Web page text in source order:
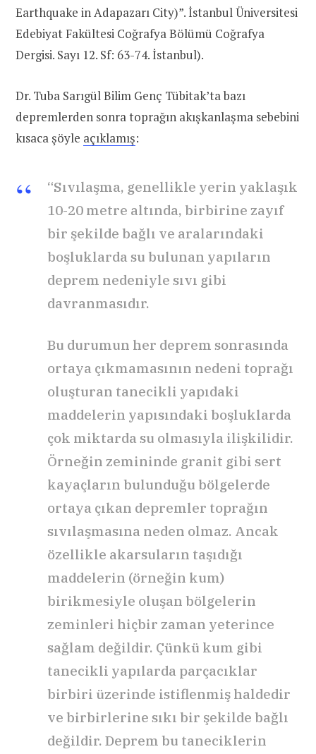
Earthquake in Adapazarı City)”. İstanbul Üniversitesi
Edebiyat Fakültesi Coğrafya Bölümü Coğrafya
Dergisi. Sayı 12. Sf: 63-74. İstanbul).
Dr. Tuba Sarıgül Bilim Genç Tübitak’ta bazı
depremlerden sonra toprağın akışkanlaşma sebebini
kısaca şöyle açıklamış:
“Sıvılaşma, genellikle yerin yaklaşık
10-20 metre altında, birbirine zayıf
bir şekilde bağlı ve aralarındaki
boşluklarda su bulunan yapıların
deprem nedeniyle sıvı gibi
davranmasıdır.
Bu durumun her deprem sonrasında
ortaya çıkmamasının nedeni toprağı
oluşturan tanecikli yapıdaki
maddelerin yapısındaki boşluklarda
çok miktarda su olmasıyla ilişkilidir.
Örneğin zemininde granit gibi sert
kayaçların bulunduğu bölgelerde
ortaya çıkan depremler toprağın
sıvılaşmasına neden olmaz. Ancak
özellikle akarsuların taşıdığı
maddelerin (örneğin kum)
birikmesiyle oluşan bölgelerin
zeminleri hiçbir zaman yeterince
sağlam değildir. Çünkü kum gibi
tanecikli yapılarda parçacıklar
birbiri üzerinde istiflenmiş haldedir
ve birbirlerine sıkı bir şekilde bağlı
değildir. Deprem bu taneciklerin